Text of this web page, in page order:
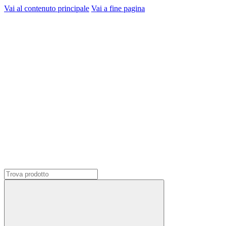
Vai al contenuto principale Vai a fine pagina